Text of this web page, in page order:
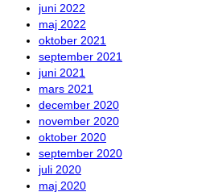
juni 2022
maj 2022
oktober 2021
september 2021
juni 2021
mars 2021
december 2020
november 2020
oktober 2020
september 2020
juli 2020
maj 2020